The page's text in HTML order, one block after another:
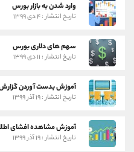
وارد شدن به بازار بورس
تاریخ انتشار : ۴ دی ۱۳۹۹
سهم های دلاری بورس
تاریخ انتشار : ۱۱ دی ۱۳۹۹
آموزش بدست آوردن
تاریخ انتشار : ۱۹ آذر ۱۳۹۹
آموزش مشاهده افشای
تاریخ انتشار : ۱۹ آذر ۱۳۹۹